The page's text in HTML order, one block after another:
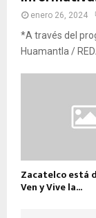
enero 26, 2024
*A través del
Huamantla /
Zacatelco está
Ven y Vive la...